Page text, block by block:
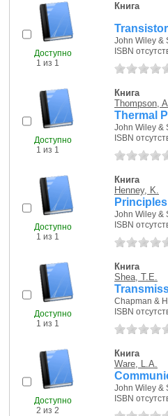
Доступно
1 из 1
Книга
John Wiley &
ISBN
Доступно
1 из 1
Книга
Thompson,
Thermal
John Wiley &
ISBN
Доступно
1 из 1
Книга
Henney, K.
John Wiley &
ISBN
Доступно
1 из 1
Книга
Shea, T.E.
Chapman &
ISBN
Доступно
2 из 2
Книга
Ware, L.A.
John Wiley &
ISBN